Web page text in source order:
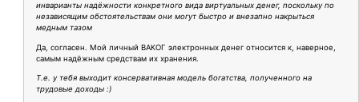
инварианты надёжности конкретного вида виртуальных денег, поскольку по
независящим обстоятельствам они могут быстро и внезапно накрыться
медным тазом
Да, согласен. Мой личный ВАКОГ электронных денег относится к, наверное,
самым надёжным средствам их хранения.
Т.е. у тебя выходит консервативная модель богатства, полученного на
трудовые доходы :)